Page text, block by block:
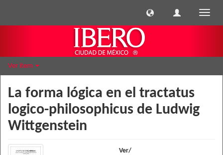
Ver ítem
La forma lógica en el tractatus
logico-philosophicus de Ludwig
Wittgenstein
Ver/